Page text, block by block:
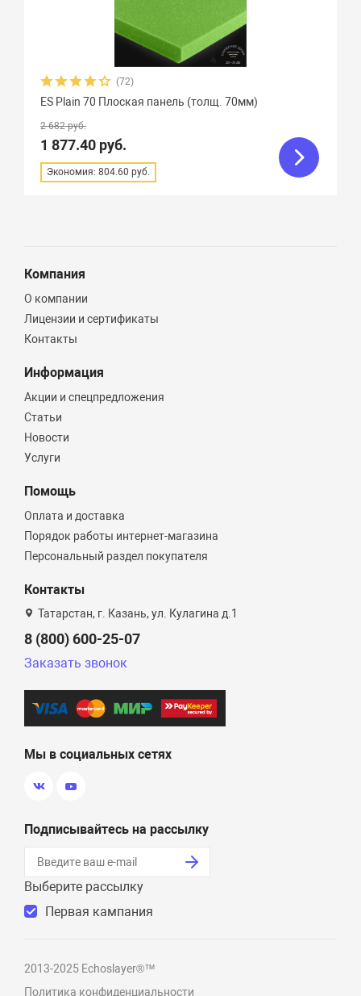
1200х950 мм (
(72)
ES Plain 70 Плоская панель (толщ. 70мм)
2 682 руб.
1 877.40 руб.
Экономия: 804.60 руб.
Компания
О компании
Лицензии и сертификаты
Контакты
Информация
Акции и спецпредложения
Статьи
Новости
Услуги
Помощь
Оплата и доставка
Порядок работы интернет-магазина
Персональный раздел покупателя
Контакты
Татарстан, г. Казань, ул. Кулагина д.1
8 (800) 600-25-07
Заказать звонок
Мы в социальных сетях
Подписывайтесь на рассылку
Выберите рассылку
Первая кампания
2013-2025 Echoslayer®™
Политика конфиденциальности